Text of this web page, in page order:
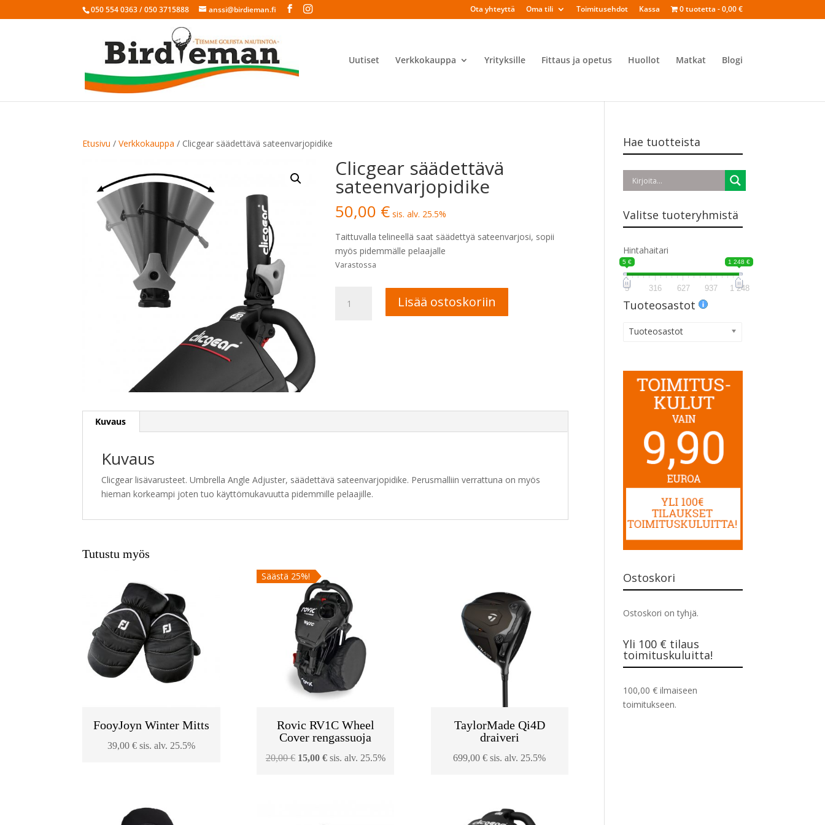
050 554 0363 / 050 3715888 anssi@birdieman.fi Ota yhteyttä Oma tili Toimitusehdot Kassa 0 tuotetta 0,00 €
Uutiset Verkkokauppa Yrityksille Fittaus ja opetus Huollot Matkat Blogi
Etusivu /Verkkokauppa / Clicgear säädettävä sateenvarjopidike
Clicgear säädettävä
sateenvarjopidike
50,00 € sis. alv. 25.5%
Taittuvalla telineellä saat säädettyä sateenvarjosi, sopii
myös pidemmälle pelaajalle
Varastossa
säädettävä
Lisää ostoskoriin
e
Kuvaus
Kuvaus
Clicgear lisävarusteet. Umbrella Angle Adjuster, säädettävä sateenvarjopidike. Perusmalliin verrattuna on myös
hieman korkeampi joten tuo käyttömukavuutta pidemmille pelaajille.
Tutustu myös
FooyJoyn Winter Mitts
39,00€ sis. alv. 25.5%
Säästä 25%!
Rovic RV1C Wheel
Cover rengassuoja
20,00€ Alkuperäinen
15,00 €Nykyinen
sis. alv. 25.5%
TaylorMade Qi4D
draiveri
699,00€ sis. alv. 25.5%
Hae tuotteista
Valitse tuoteryhmistä
Hintahaitari
5 € 1 248 €
5 316 627 937 1 248
Tuoteosastot
Tuoteosastot
Ostoskori
Ostoskori on tyhjä.
Yli 100 € tilaus
toimituskuluitta!
100,00€ ilmaiseen
toimitukseen.